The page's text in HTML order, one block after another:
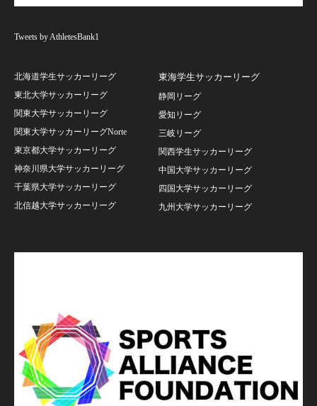
Tweets by AthletesBank1
北海道学生サッカーリーグ
東北大学サッカーリーグ
関東大学サッカーリーグ
関東大学サッカーリーグNorte
東京都大学サッカーリーグ
神奈川県大学サッカーリーグ
千葉県大学サッカーリーグ
北信越大学サッカーリーグ
東海学生サッカーリーグ
静岡リーグ
愛知リーグ
三岐リーグ
関西学生サッカーリーグ
中国大学サッカーリーグ
四国大学サッカーリーグ
九州大学サッカーリーグ